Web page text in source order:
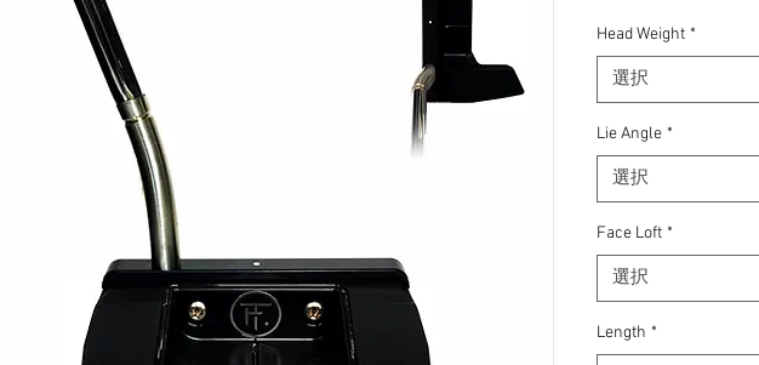
Head Weight *
選択
Lie Angle *
選択
Face Loft *
選択
Length *